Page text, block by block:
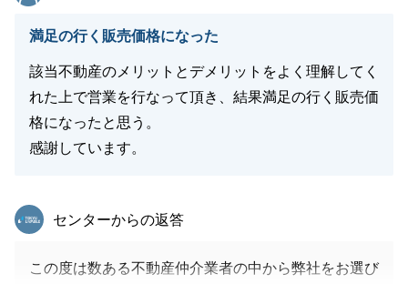
閉じる
満足の行く販売価格になった
該当不動産のメリットとデメリットをよく理解してく
れた上で営業を行なって頂き、結果満足の行く販売価
格になったと思う。
感謝しています。
東急リバブル
センターからの返答
この度は数ある不動産仲介業者の中から弊社をお選び